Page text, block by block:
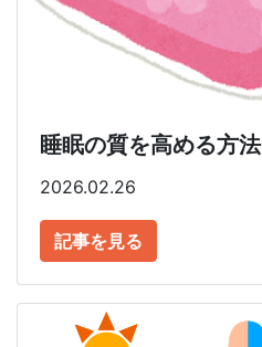
睡眠の質を高める方法
2026.02.26
記事を見る